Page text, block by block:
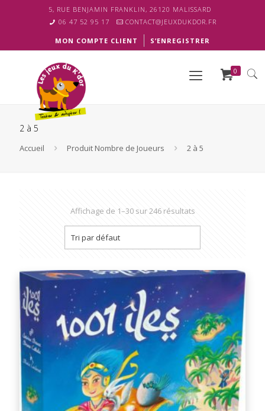
5, RUE BENJAMIN FRANKLIN, 26120 MALISSARD
06 47 52 95 17
CONTACT@JEUXDUKDOR.FR
MON COMPTE CLIENT S’ENREGISTRER
0
2 à 5
Accueil Produit Nombre de Joueurs 2 à 5
Affichage de 1–30 sur 246 résultats